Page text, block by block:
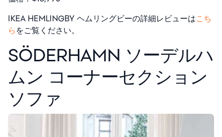
IKEA HEMLINGBY ヘムリングビーの詳細レビューはこち
ら をご覧ください。
SÖDERHAMN ソーデルハ
ムン コーナーセクション
ソファ